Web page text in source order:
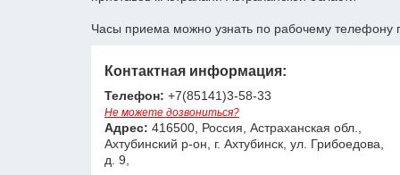
Часы приема можно узнать по рабочему телефону
Контактная информация:
Телефон: +7(85141)3-58-33
Не можете дозвониться?
Адрес: 416500, Россия, Астраханская обл.,
Ахтубинский р-он, г. Ахтубинск, ул. Грибоедова,
д. 9,